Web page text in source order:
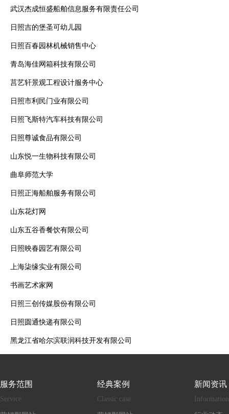
武汉杰成恒盛船舶信息服务有限责任公司
日照吉的堡圣可幼儿园
日照百春园林机械销售中心
青岛海佳网箱科技有限公司
莒艺轩景观工程设计服务中心
日照市利民门业有限公司
日照飞斯特汽车科技有限公司
日照尊诚食品有限公司
山东悦一生物科技有限公司
曲阜师范大学
日照正海船舶服务有限公司
山东花灯网
山东五谷香餐饮有限公司
日照映春园艺有限公司
上海柒缘实业有限公司
书画艺术家网
日照三创传媒股份有限公司
日照圆通快递有限公司
黑龙江省哈尔滨联润科技开发有限公司
服务范围
Service
经典案例
Classic case
新闻资讯
Information